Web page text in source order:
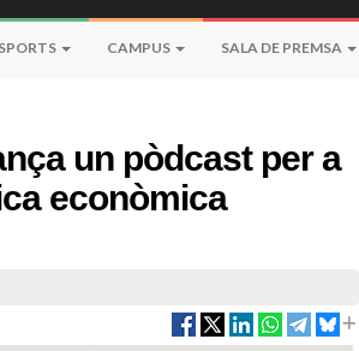
CAMPUS SALA DE PREMSA
un pòdcast per a
econòmica